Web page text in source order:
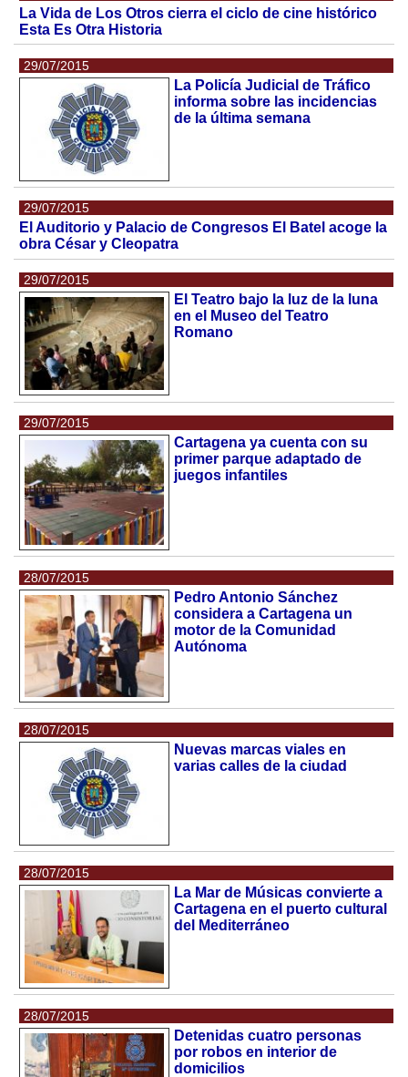
La Vida de Los Otros cierra el ciclo de cine histórico
Esta Es Otra Historia
29/07/2015
La Policía Judicial de Tráfico
informa sobre las incidencias
de la última semana
29/07/2015
El Auditorio y Palacio de Congresos El Batel acoge la
obra César y Cleopatra
29/07/2015
El Teatro bajo la luz de la luna
en el Museo del Teatro
Romano
29/07/2015
Cartagena ya cuenta con su
primer parque adaptado de
juegos infantiles
28/07/2015
Pedro Antonio Sánchez
considera a Cartagena un
motor de la Comunidad
Autónoma
28/07/2015
Nuevas marcas viales en
varias calles de la ciudad
28/07/2015
La Mar de Músicas convierte a
Cartagena en el puerto cultural
del Mediterráneo
28/07/2015
Detenidas cuatro personas
por robos en interior de
domicilios